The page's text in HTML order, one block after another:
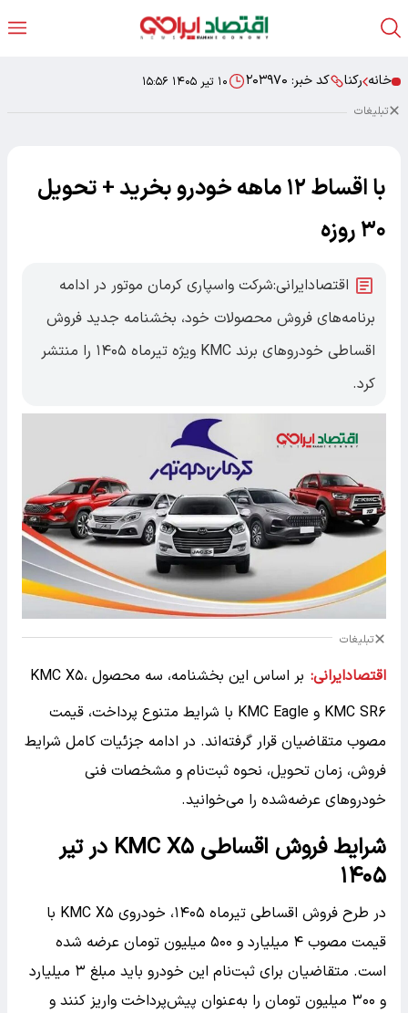
خانه رکنا کد خبر: ۲۰۳۹۷۰ ۱۰ تیر ۱۴۰۵ ۱۵:۵۶
تبلیغات
با اقساط ۱۲ ماهه خودرو بخرید + تحویل
۳۰ روزه
اقتصادایرانی:شرکت واسپاری کرمان موتور در ادامه
برنامه‌های فروش محصولات خود، بخشنامه جدید فروش
اقساطی خودروهای برند KMC ویژه تیرماه ۱۴۰۵ را منتشر
کرد.
تبلیغات
اقتصادایرانی:
بر اساس این بخشنامه، سه محصول KMC X۵،
KMC SR۶ و KMC Eagle با شرایط متنوع پرداخت، قیمت
مصوب متقاضیان قرار گرفته‌اند. در ادامه جزئیات کامل شرایط
فروش، زمان تحویل، نحوه ثبت‌نام و مشخصات فنی
خودروهای عرضه‌شده را می‌خوانید.
شرایط فروش اقساطی KMC X۵ در تیر
۱۴۰۵
در طرح فروش اقساطی تیرماه ۱۴۰۵، خودروی KMC X۵ با
قیمت مصوب ۴ میلیارد و ۵۰۰ میلیون تومان عرضه شده
است. متقاضیان برای ثبت‌نام این خودرو باید مبلغ ۳ میلیارد
و ۳۰۰ میلیون تومان را به‌عنوان پیش‌پرداخت واریز کنند و